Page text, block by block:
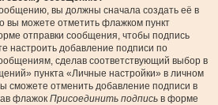
вы должны сначала создать её в
вы можете отметить флажком пункт
отправки сообщения, чтобы подпись
настроить добавление подписи по
сделав соответствующий выбор в
пункта «Личные настройки» в личном
сможете отменить добавление подписи в
флажок Присоединить подпись в форме